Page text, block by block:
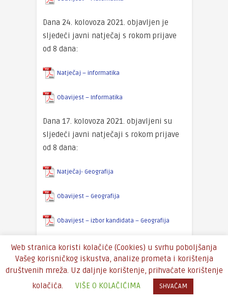
Dana 24. kolovoza 2021. objavljen je
sljedeći javni natječaj s rokom prijave
od 8 dana:
Natječaj – informatika
Obavijest – Informatika
Dana 17. kolovoza 2021. objavljeni su
sljedeći javni natječaji s rokom prijave
od 8 dana:
Natječaj- Geografija
Obavijest – Geografija
Obavijest – izbor kandidata – Geografija
Natječaj – Informatika
Obavijest – Informatika
Dana 25. lipnja 2021. objavljen je
Web stranica koristi kolačiće (Cookies) u svrhu poboljšanja
Vašeg korisničkog iskustva, analize prometa i korištenja
društvenih mreža. Uz daljnje korištenje, prihvaćate korištenje
kolačića.
VIŠE O KOLAČIĆIMA SHVAĆAM